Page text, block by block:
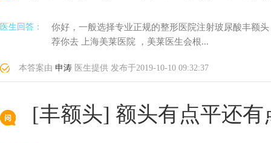
医生回答：
你好，一般选择专业正规的整形医院注射玻尿酸丰额
荐你去 上海美莱医院 ，美莱医生会根...
本答案由 申涛 医生提供 发布于2019-10-10 09:32:37
[丰额头] 额头有点平还有